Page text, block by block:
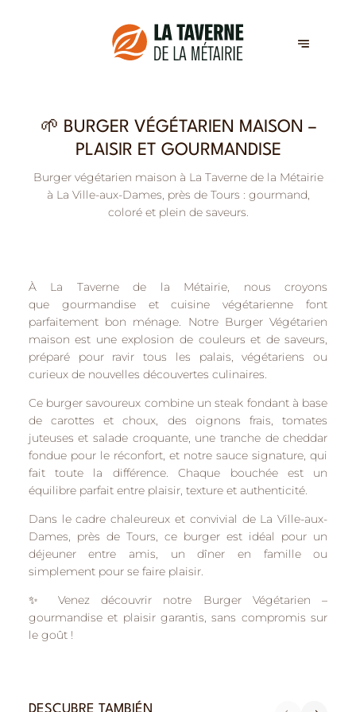
🌱 BURGER VÉGÉTARIEN MAISON –
PLAISIR ET GOURMANDISE
Burger végétarien maison à La Taverne de la Métairie
à La Ville-aux-Dames, près de Tours : gourmand,
coloré et plein de saveurs.
À La Taverne de la Métairie, nous croyons
que gourmandise et cuisine végétarienne font
parfaitement bon ménage. Notre Burger Végétarien
maison est une explosion de couleurs et de saveurs,
préparé pour ravir tous les palais, végétariens ou
curieux de nouvelles découvertes culinaires.
Ce burger savoureux combine unsteak fondant à base
de carottes et choux, des oignons frais, tomates
juteuses et salade croquante, une tranche de cheddar
fonduepour le réconfort, et notresauce signature, qui
fait toute la différence. Chaque bouchée est un
équilibre parfait entre plaisir, texture et authenticité.
Dans le cadre chaleureux et convivial de La Ville-aux-
Dames, près de Tours, ce burger est idéal pour un
déjeuner entre amis, un dîner en famille ou
simplement pour se faire plaisir.
✨ Venez découvrir notre Burger Végétarien –
gourmandise et plaisir garantis, sans compromis sur
le goût !
DESCUBRE TAMBIÉN